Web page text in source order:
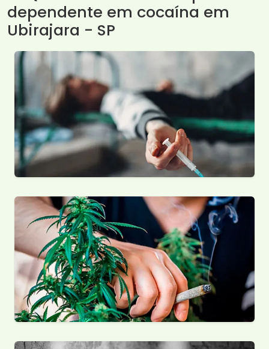
dependente em cocaína em
Ubirajara - SP